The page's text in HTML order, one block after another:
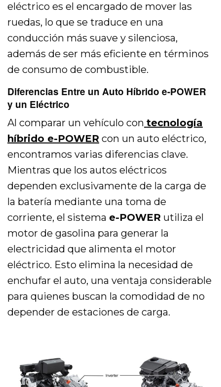
eléctrico es el encargado de mover las
ruedas, lo que se traduce en una
conducción más suave y silenciosa,
además de ser más eficiente en términos
de consumo de combustible.
Diferencias Entre un Auto Híbrido e-POWER
y un Eléctrico
Al comparar un vehículo con tecnología
híbrido e-POWER con un auto eléctrico,
encontramos varias diferencias clave.
Mientras que los autos eléctricos
dependen exclusivamente de la carga de
la batería mediante una toma de
corriente, el sistema e-POWER utiliza el
motor de gasolina para generar la
electricidad que alimenta el motor
eléctrico. Esto elimina la necesidad de
enchufar el auto, una ventaja considerable
para quienes buscan la comodidad de no
depender de estaciones de carga.